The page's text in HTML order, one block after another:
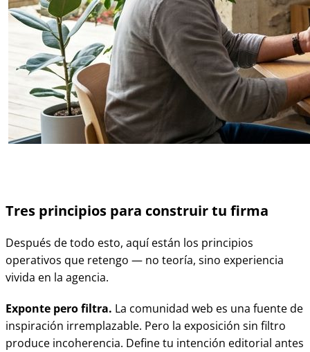
Tres principios para construir tu firma
Después de todo esto, aquí están los principios
operativos que retengo — no teoría, sino experiencia
vivida en la agencia.
Exponte pero filtra. La comunidad web es una fuente de
inspiración irremplazable. Pero la exposición sin filtro
produce incoherencia. Define tu intención editorial antes